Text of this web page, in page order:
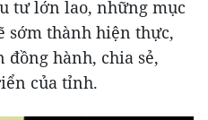
tư lớn lao, những mục
sớm thành hiện thực,
đồng hành, chia sẻ,
của tỉnh.